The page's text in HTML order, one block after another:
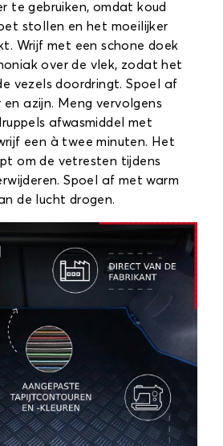
te gebruiken, omdat koud
stollen en het moeilijker
Wrijf met een schone doek
over de vlek, zodat het
vezels doordringt. Spoel af
azijn. Meng vervolgens
afwasmiddel met
een à twee minuten. Het
om de vetresten tijdens
Spoel af met warm
de lucht drogen.